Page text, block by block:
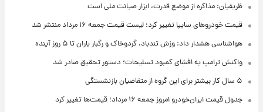
ظریفیان: مذاکره از موضع قدرت، ابزار صیانت ملی است
قیمت خودروهای سایپا تغییر کرد؛ لیست قیمت جمعه ۱۶ مرداد منتشر شد
هواشناسی هشدار داد: وزش تندباد، گردوخاک و رگبار باران تا ۵ روز آینده
واکنش ترامپ به افشای کمبود تسلیحات؛ دستور تحقیق صادر شد
۵ سال کار بیشتر برای این گروه از متقاضیان بازنشستگی
جدول قیمت ایران‌خودرو امروز جمعه ۱۶ مرداد؛ قیمت‌ها تغییر کرد